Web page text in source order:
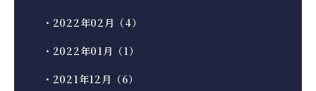
・2022年02月（4）
・2022年01月（1）
・2021年12月（6）